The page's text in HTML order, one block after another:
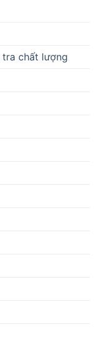
tra chất lượng